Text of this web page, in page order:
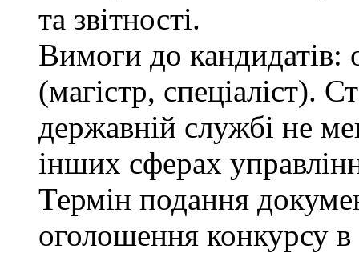
та звітності.
Вимоги до кандидатів:
(магістр, спеціаліст).
державній службі не
інших сферах
Термін подання
оголошення конкурсу в